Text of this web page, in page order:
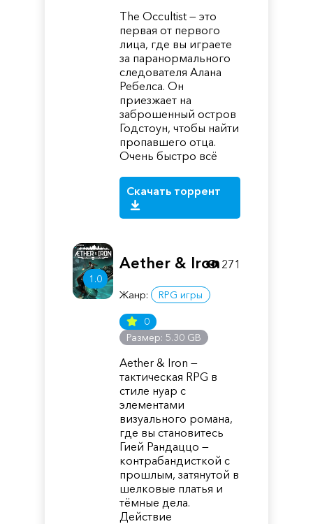
The Occultist — это
первая от первого
лица, где вы играете
за паранормального
следователя Алана
Ребелса. Он
приезжает на
заброшенный остров
Годстоун, чтобы найти
пропавшего отца.
Очень быстро всё
Скачать торрент
1.0
Aether & Iron
Жанр: RPG игры
0
Размер: 5.30 GB
Aether & Iron —
тактическая RPG в
стиле нуар с
элементами
визуального романа,
где вы становитесь
Гией Рандаццо —
контрабандисткой с
прошлым, затянутой в
шелковые платья и
тёмные дела.
Действие
271